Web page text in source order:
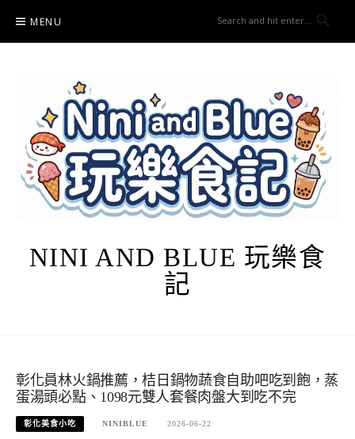
content
MENU
NINI AND BLUE 玩樂食
記
彰化員林火鍋推薦，桔日鍋物蔬食自助吧吃到飽，蒸
蛋湯頭必點、1098元雙人套餐肉盤大到吃不完
彰化美食小吃 NINIBLUE 2026-06-22